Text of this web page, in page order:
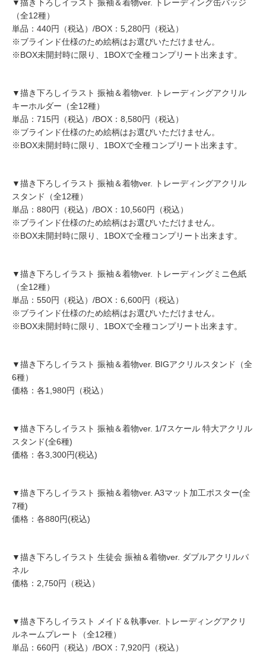
▼描き下ろしイラスト 振袖＆着物ver. トレーディング缶バッジ
（全12種）
単品：440円（税込）/BOX：5,280円（税込）
※ブラインド仕様のため絵柄はお選びいただけません。
※BOX未開封時に限り、1BOXで全種コンプリート出来ます。
▼描き下ろしイラスト 振袖＆着物ver. トレーディングアクリル
キーホルダー（全12種）
単品：715円（税込）/BOX：8,580円（税込）
※ブラインド仕様のため絵柄はお選びいただけません。
※BOX未開封時に限り、1BOXで全種コンプリート出来ます。
▼描き下ろしイラスト 振袖＆着物ver. トレーディングアクリル
スタンド（全12種）
単品：880円（税込）/BOX：10,560円（税込）
※ブラインド仕様のため絵柄はお選びいただけません。
※BOX未開封時に限り、1BOXで全種コンプリート出来ます。
▼描き下ろしイラスト 振袖＆着物ver. トレーディングミニ色紙
（全12種）
単品：550円（税込）/BOX：6,600円（税込）
※ブラインド仕様のため絵柄はお選びいただけません。
※BOX未開封時に限り、1BOXで全種コンプリート出来ます。
▼描き下ろしイラスト 振袖＆着物ver. BIGアクリルスタンド（全
6種）
価格：各1,980円（税込）
▼描き下ろしイラスト 振袖＆着物ver. 1/7スケール 特大アクリル
スタンド(全6種)
価格：各3,300円(税込)
▼描き下ろしイラスト 振袖＆着物ver. A3マット加工ポスター(全
7種)
価格：各880円(税込)
▼描き下ろしイラスト 生徒会 振袖＆着物ver. ダブルアクリルパ
ネル
価格：2,750円（税込）
▼描き下ろしイラスト メイド＆執事ver. トレーディングアクリ
ルネームプレート（全12種）
単品：660円（税込）/BOX：7,920円（税込）